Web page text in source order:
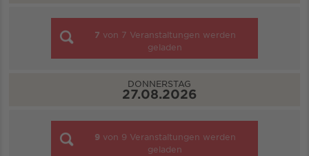
7 von 7 Veranstaltungen werden
geladen
DONNERSTAG
27.08.2026
9 von 9 Veranstaltungen werden
geladen